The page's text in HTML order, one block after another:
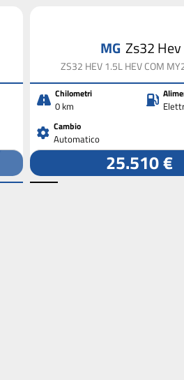
MG Zs32 Hev
ZS32 HEV 1.5L HEV COM
Chilometri
0 km
Cambio
Automatico
25.510 €